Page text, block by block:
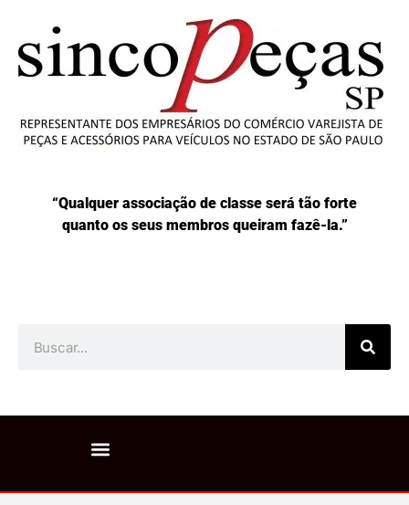
“Qualquer associação de classe será tão forte
quanto os seus membros queiram fazê-la.”